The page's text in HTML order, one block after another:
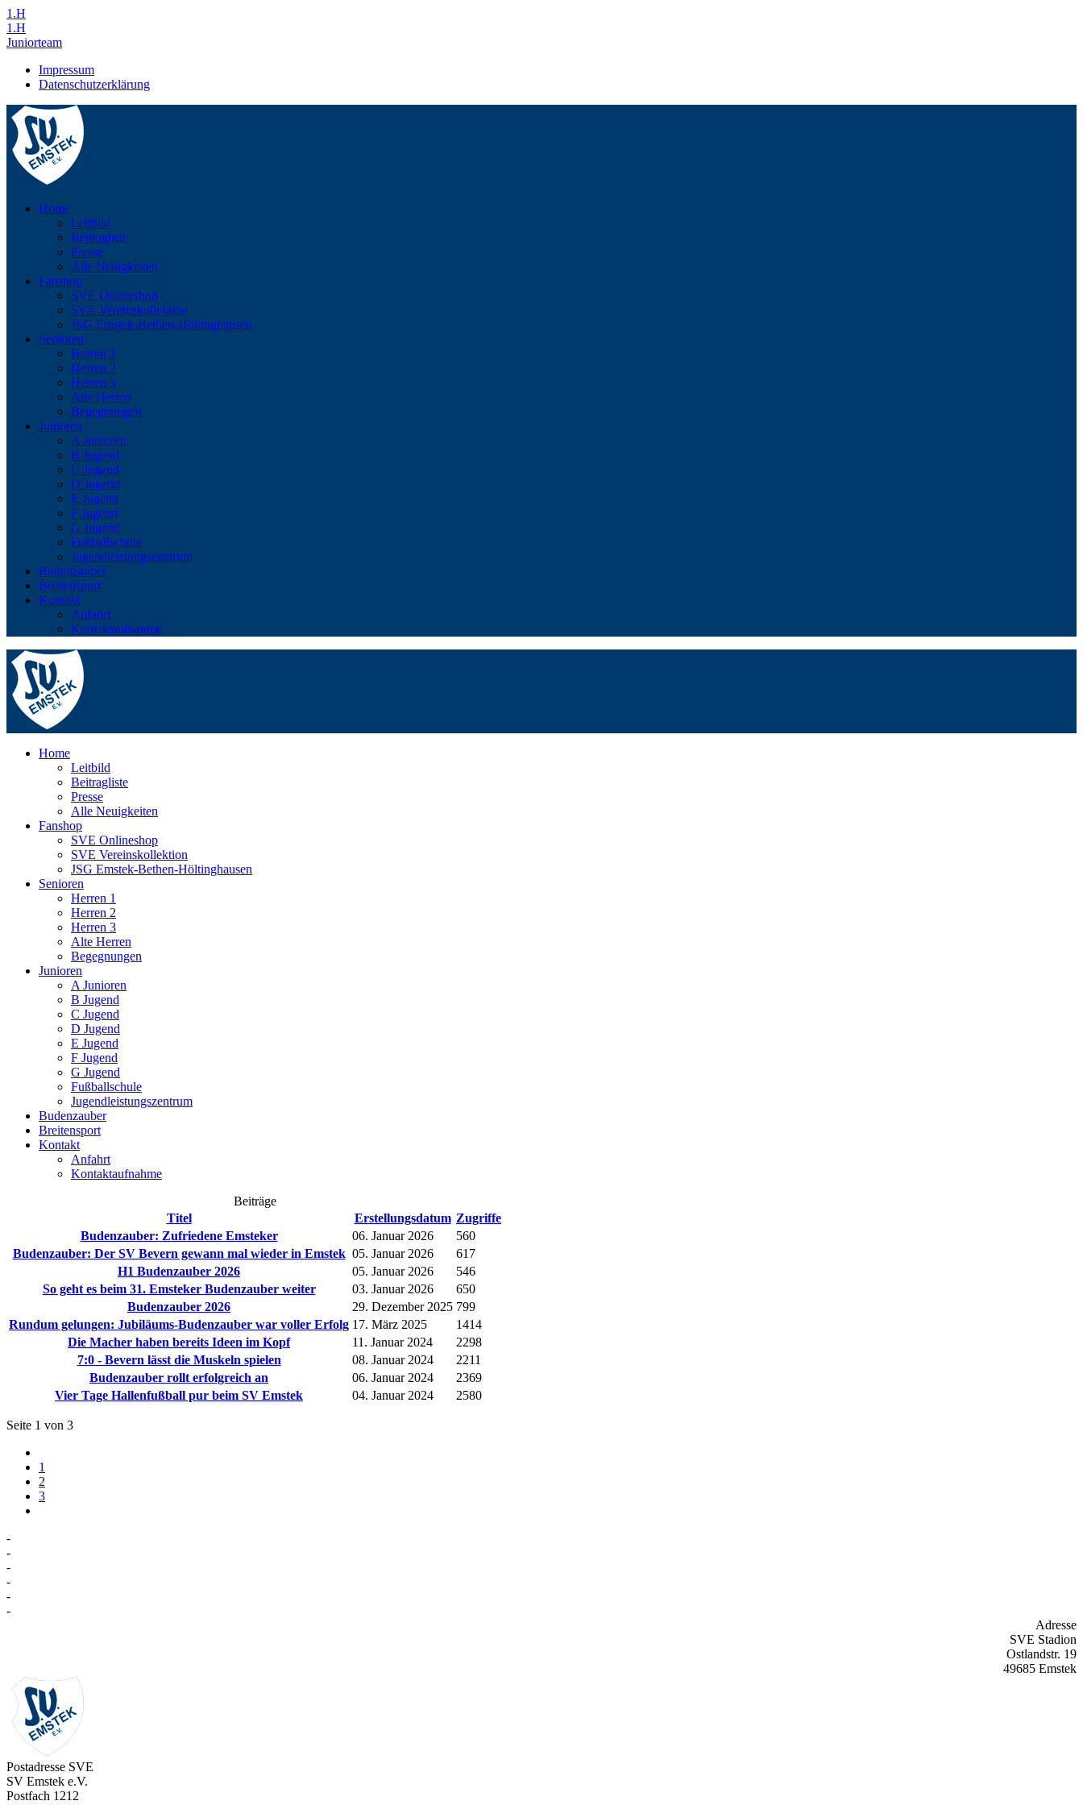
1.H
1.H
Juniorteam
Impressum
Datenschutzerklärung
Home
Leitbild
Beitragliste
Presse
Alle Neuigkeiten
Fanshop
SVE Onlineshop
SVE Vereinskollektion
JSG Emstek-Bethen-Höltinghausen
Senioren
Herren 1
Herren 2
Herren 3
Alte Herren
Begegnungen
Junioren
A Junioren
B Jugend
C Jugend
D Jugend
E Jugend
F Jugend
G Jugend
Fußballschule
Jugendleistungszentrum
Budenzauber
Breitensport
Kontakt
Anfahrt
Kontaktaufnahme
Home
Leitbild
Beitragliste
Presse
Alle Neuigkeiten
Fanshop
SVE Onlineshop
SVE Vereinskollektion
JSG Emstek-Bethen-Höltinghausen
Senioren
Herren 1
Herren 2
Herren 3
Alte Herren
Begegnungen
Junioren
A Junioren
B Jugend
C Jugend
D Jugend
E Jugend
F Jugend
G Jugend
Fußballschule
Jugendleistungszentrum
Budenzauber
Breitensport
Kontakt
Anfahrt
Kontaktaufnahme
Beiträge
Titel
Erstellungsdatum Zugriffe
Budenzauber: Zufriedene Emsteker
06. Januar 2026
560
Budenzauber: Der SV Bevern gewann mal wieder in Emstek 05. Januar 2026
617
H1 Budenzauber 2026
05. Januar 2026
546
So geht es beim 31. Emsteker Budenzauber weiter
03. Januar 2026
650
Budenzauber 2026
29. Dezember 2025 799
Rundum gelungen: Jubiläums-Budenzauber war voller Erfolg 17. März 2025
1414
Die Macher haben bereits Ideen im Kopf
11. Januar 2024
2298
7:0 - Bevern lässt die Muskeln spielen
08. Januar 2024
2211
Budenzauber rollt erfolgreich an
06. Januar 2024
2369
Vier Tage Hallenfußball pur beim SV Emstek
04. Januar 2024 2580
Seite 1 von 3
1
2
3
-
-
-
-
-
-
Adresse
SVE Stadion
Ostlandstr. 19
49685 Emstek
Postadresse SVE
SV Emstek e.V.
Postfach 1212